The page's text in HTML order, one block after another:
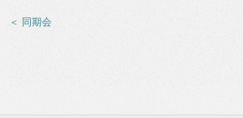
＜ 同期会